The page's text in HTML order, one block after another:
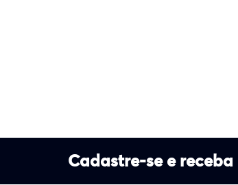
Cadastre-se e receba